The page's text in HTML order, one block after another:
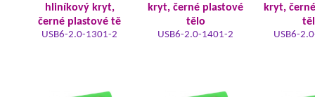
hliníkový kryt,
černé plastové tě
USB6-2.0-1301-2
kryt, černé plastové
tělo
USB6-2.0-1401-2
kryt,
USB6-